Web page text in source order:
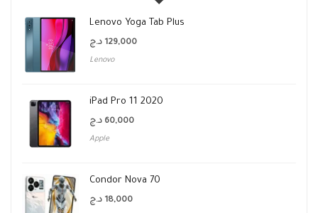
Lenovo Yoga Tab Plus
129,000 د.ج
Lenovo
iPad Pro 11 2020
60,000 د.ج
Apple
Condor Nova 70
18,000 د.ج